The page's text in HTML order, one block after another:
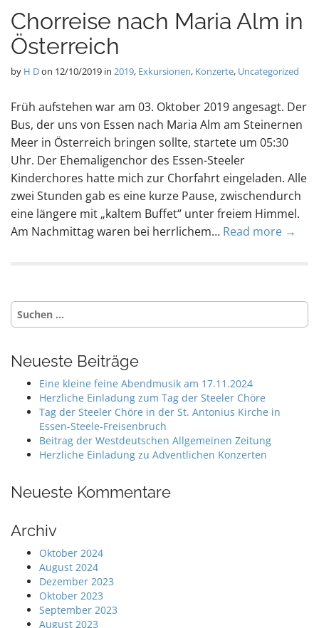
Chorreise nach Maria Alm in
Österreich
by H Don 12/10/2019 in 2019, Exkursionen, Konzerte, Uncategorized
Früh aufstehen war am 03. Oktober 2019 angesagt. Der
Bus, der uns von Essen nach Maria Alm am Steinernen
Meer in Österreich bringen sollte, startete um 05:30
Uhr. Der Ehemaligenchor des Essen-Steeler
Kinderchores hatte mich zur Chorfahrt eingeladen. Alle
zwei Stunden gab es eine kurze Pause, zwischendurch
eine längere mit „kaltem Buffet“ unter freiem Himmel.
Am Nachmittag waren bei herrlichem… Read more →
Suche
nach:
Neueste Beiträge
Eine kleine feine Abendmusik am 17.11.2024
Herzliche Einladung zum Tag der Steeler Chöre
Tag der Steeler Chöre in der St. Antonius Kirche in
Essen-Steele-Freisenbruch
Beitrag der Westdeutschen Allgemeinen Zeitung
Herzliche Einladung zu Adventlichen Konzerten
Neueste Kommentare
Archiv
Oktober 2024
August 2024
Dezember 2023
Oktober 2023
September 2023
August 2023